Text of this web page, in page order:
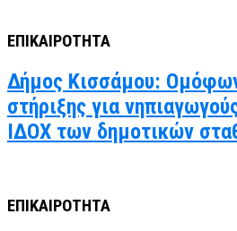
ΕΠΙΚΑΙΡΟΤΗΤΑ
Δήμος Κισσάμου:
στήριξης για
ΙΔΟΧ των δημοτικών
ΕΠΙΚΑΙΡΟΤΗΤΑ